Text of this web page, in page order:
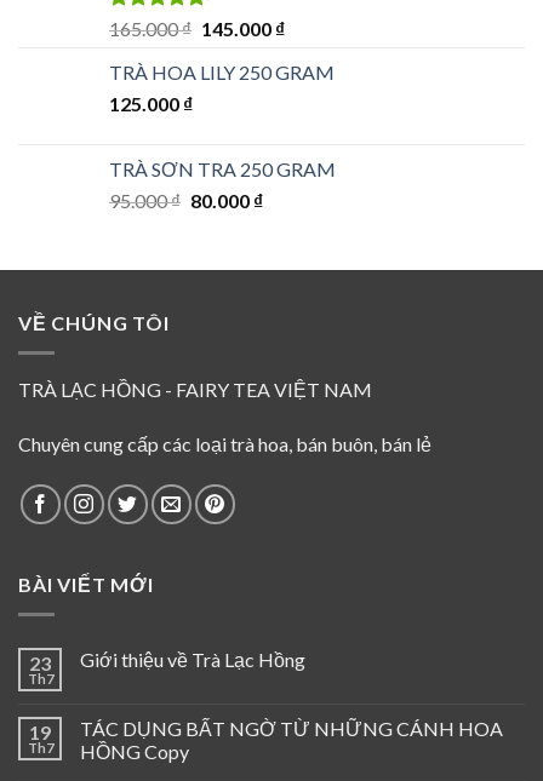
Được xếp
sao
165.000₫ Giá
là:
145.000 ₫Giá
tại
TRÀ HOA LILY 250 GRAM
125.000 ₫
TRÀ SƠN TRA 250 GRAM
95.000₫ Giá
95.000 ₫.
80.000 ₫Giá
là:
VỀ CHÚNG TÔI
TRÀ LẠC HỒNG - FAIRY TEA VIỆT NAM
Chuyên cung cấp các loại trà hoa, bán buôn, bán lẻ
BÀI VIẾT MỚI
23
Th7
Giới thiệu về Trà Lạc Hồng
19
Th7
TÁC DỤNG BẤT NGỜ TỪ NHỮNG CÁNH HOA
HỒNG Copy